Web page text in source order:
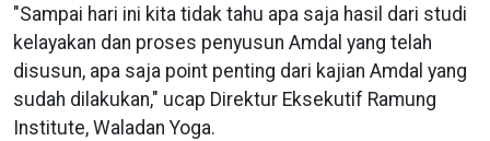
"Sampai hari ini kita tidak tahu apa saja hasil dari studi
kelayakan dan proses penyusun Amdal yang telah
disusun, apa saja point penting dari kajian Amdal yang
sudah dilakukan," ucap Direktur Eksekutif Ramung
Institute, Waladan Yoga.